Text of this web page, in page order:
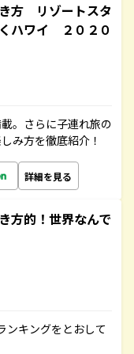
方 リゾートスタ
ハワイ ２０２０
。さらに子連れ旅の
み方を徹底紹介！
詳細を見る
方的！世界なんで
ンキングをとおして